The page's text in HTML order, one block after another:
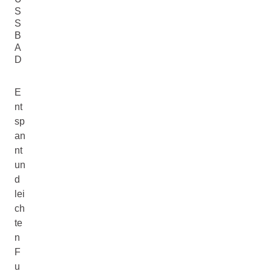
SS
B
A
D
E
nt
sp
an
nt
un
d
lei
ch
te
n
F
u